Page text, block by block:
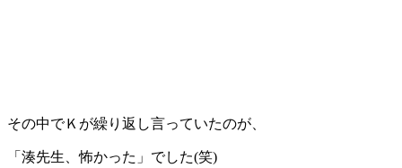
その中でＫが繰り返し言っていたのが、
「湊先生、怖かった」でした(笑)